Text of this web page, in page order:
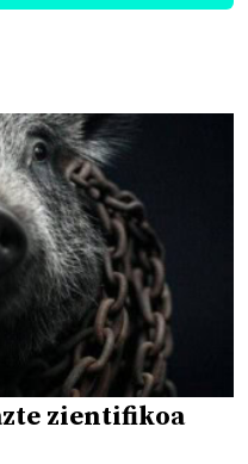
zientifikoa